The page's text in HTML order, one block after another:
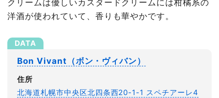
クリームは優しいカスタードクリームには柑橘系の
洋酒が使われていて、香りも華やかです。
Bon Vivant（ボン・ヴィバン）
住所
北海道札幌市中央区北四条西20-1-1 スペチアーレ4